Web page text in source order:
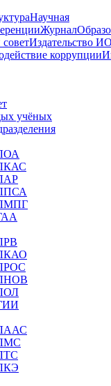
Научная
Журнал
Издательство
коррупции
учёных